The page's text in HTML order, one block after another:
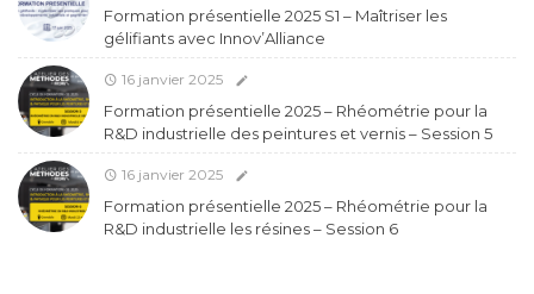
Formation présentielle 2025 S1 – Maîtriser les
gélifiants avec Innov’Alliance
16 janvier 2025
Formation présentielle 2025 – Rhéométrie pour la
R&D industrielle des peintures et vernis – Session 5
16 janvier 2025
Formation présentielle 2025 – Rhéométrie pour la
R&D industrielle les résines – Session 6